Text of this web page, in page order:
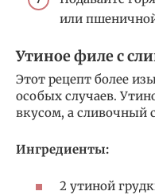
или
Утиное филе с
Этот рецепт более
особых случаев.
вкусом, а сливочный
Ингредиенты:
2 утиной